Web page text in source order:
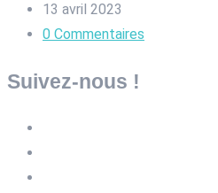
13 avril 2023
0 Commentaires
Suivez-nous !